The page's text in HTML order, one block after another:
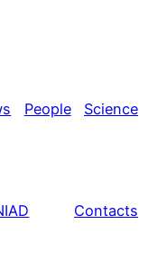
People Science
Contacts